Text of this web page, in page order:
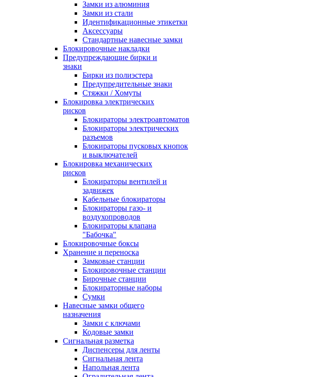
Замки из алюминия
Замки из стали
Идентификационные этикетки
Аксессуары
Стандартные навесные замки
Блокировочные накладки
Предупреждающие бирки и
знаки
Бирки из полиэстера
Предупредительные знаки
Стяжки / Хомуты
Блокировка электрических
рисков
Блокираторы электроавтоматов
Блокираторы электрических
разъемов
Блокираторы пусковых кнопок
и выключателей
Блокировка механических
рисков
Блокираторы вентилей и
задвижек
Кабельные блокираторы
Блокираторы газо- и
воздухопроводов
Блокираторы клапана
"Бабочка"
Блокировочные боксы
Хранение и переноска
Замковые станции
Блокировочные станции
Бирочные станции
Блокираторные наборы
Сумки
Навесные замки общего
назначения
Замки с ключами
Кодовые замки
Сигнальная разметка
Диспенсеры для ленты
Сигнальная лента
Напольная лента